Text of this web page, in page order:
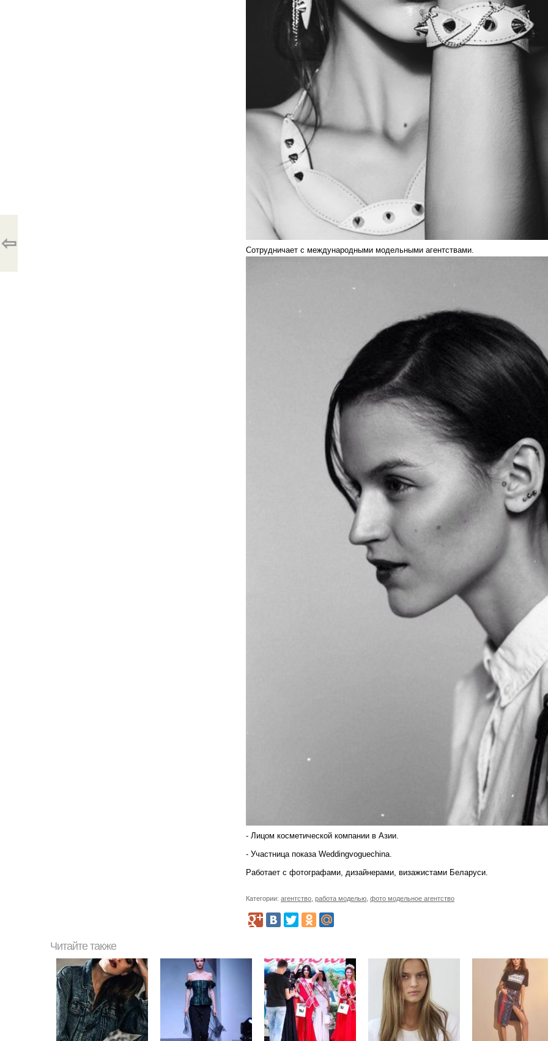
Сотрудничает с международными модельными агентствами.
- Лицом косметической компании в Азии.
- Участница показа Weddingvoguechina.
Работает с фотографами, дизайнерами, визажистами Беларуси.
Категории: агентство работа моделью фото модельное агентство
⇦
Читайте также